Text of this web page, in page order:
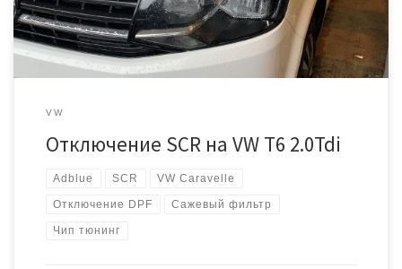
[…]
VW
Отключение SCR на VW T6 2.0Tdi
Adblue SCR VW Caravelle
Отключение DPF Сажевый фильтр
Чип тюнинг